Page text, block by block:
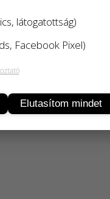
látogatottság)
Facebook Pixel)
Elutasítom mindet